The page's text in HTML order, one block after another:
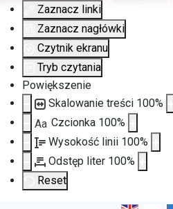
Zaznacz linki
Zaznacz nagłówki
Czytnik ekranu
Tryb czytania
Powiększenie
Skalowanie treści 100%
Aa Czcionka 100%
Wysokość linii 100%
Odstęp liter 100%
Reset